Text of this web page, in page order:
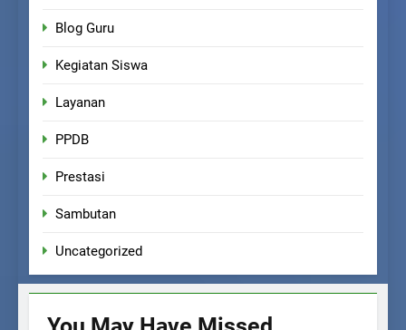
Blog Guru
Kegiatan Siswa
Layanan
PPDB
Prestasi
Sambutan
Uncategorized